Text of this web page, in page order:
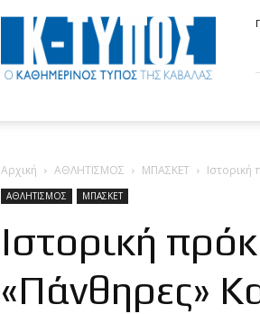
Κ-
ΤΥΠΟΣ
Αρχική ΑΘΛΗΤΙΣΜΟΣ ΜΠΑΣΚΕΤ
ΑΘΛΗΤΙΣΜΟΣ ΜΠΑΣΚΕΤ
Ιστορική
«Πάνθηρες»